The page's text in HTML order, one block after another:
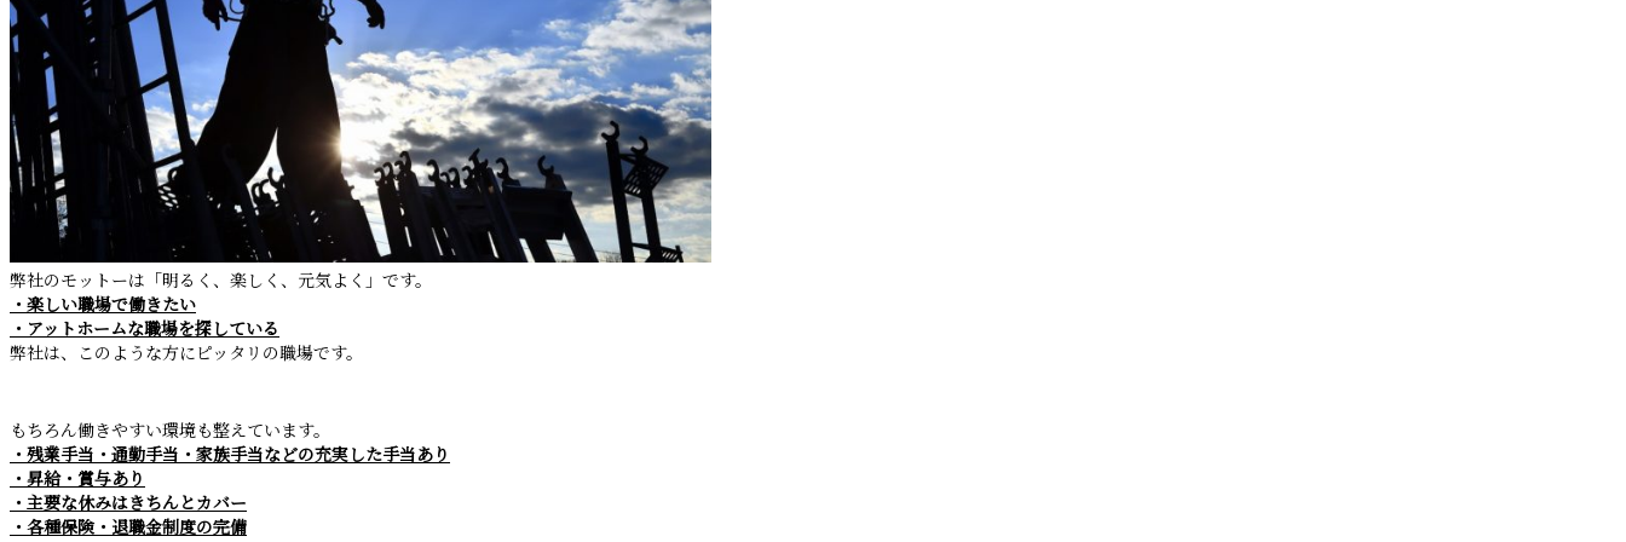
弊社のモットーは「明るく、楽しく、元気よく」です。
・楽しい職場で働きたい
・アットホームな職場を探している
弊社は、このような方にピッタリの職場です。
もちろん働きやすい環境も整えています。
・残業手当・通勤手当・家族手当などの充実した手当あり
・昇給・賞与あり
・主要な休みはきちんとカバー
・各種保険・退職金制度の完備